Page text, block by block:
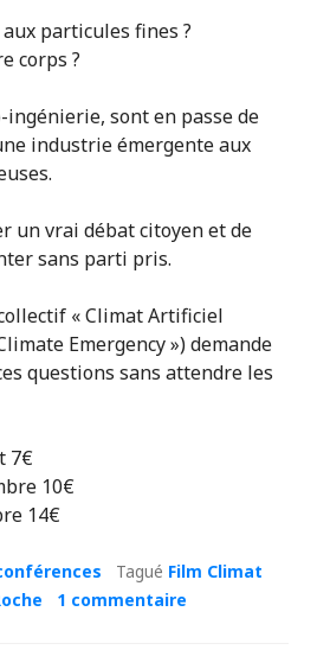
particules fines ?
corps ?
ingénierie, sont en passe de
industrie émergente aux
un vrai débat citoyen et de
sans parti pris.
« Climat Artificiel
Emergency ») demande
questions sans attendre les
7€
10€
14€
Tagué Film Climat
1 commentaire